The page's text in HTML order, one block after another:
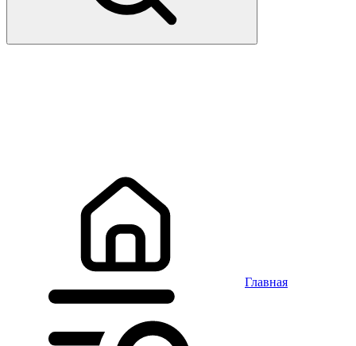
Главная